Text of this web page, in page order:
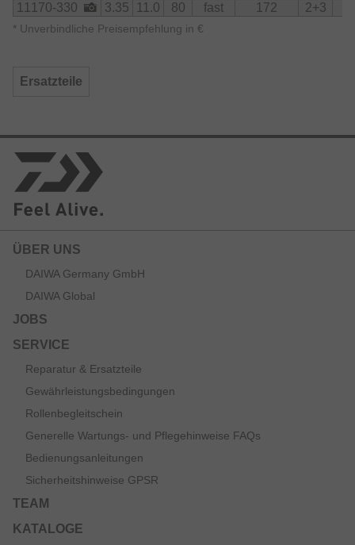
11170-330 3.35 11.0 80 fast 172 2+3
* Unverbindliche Preisempfehlung in €
Ersatzteile
ÜBER UNS
DAIWA Germany GmbH
DAIWA Global
JOBS
SERVICE
Reparatur & Ersatzteile
Gewährleistungsbedingungen
Rollenbegleitschein
Generelle Wartungs- und Pflegehinweise FAQs
Bedienungsanleitungen
Sicherheitshinweise GPSR
TEAM
KATALOGE